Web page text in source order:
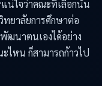
น่ใจว่าคณะที่เลือกนั้น
ยาลัยการศึกษาต่อ
ฒนาตนเองได้อย่าง
ไหน ก็สามารถก้าวไป